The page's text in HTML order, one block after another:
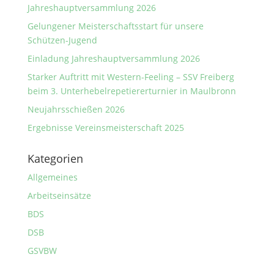
Jahreshauptversammlung 2026
Gelungener Meisterschaftsstart für unsere
Schützen-Jugend
Einladung Jahreshauptversammlung 2026
Starker Auftritt mit Western-Feeling – SSV Freiberg
beim 3. Unterhebelrepetiererturnier in Maulbronn
Neujahrsschießen 2026
Ergebnisse Vereinsmeisterschaft 2025
Kategorien
Allgemeines
Arbeitseinsätze
BDS
DSB
GSVBW